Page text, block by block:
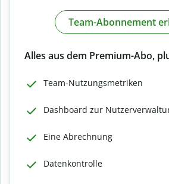
Team-Abonnement
Alles aus dem Premium-Abo,
Team-Nutzungsmetriken
Dashboard zur
Eine Abrechnung
Datenkontrolle